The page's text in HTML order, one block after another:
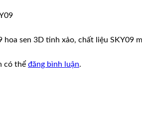
hoa sen 3D tinh xảo, chất liệu SKY09
có thể đăng bình luận.